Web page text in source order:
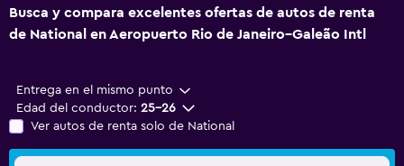
Busca y compara excelentes ofertas de autos de renta
de National en Aeropuerto Rio de Janeiro–Galeão Intl
Entrega en el mismo punto
Edad del conductor: 25-26
Ver autos de renta solo de National